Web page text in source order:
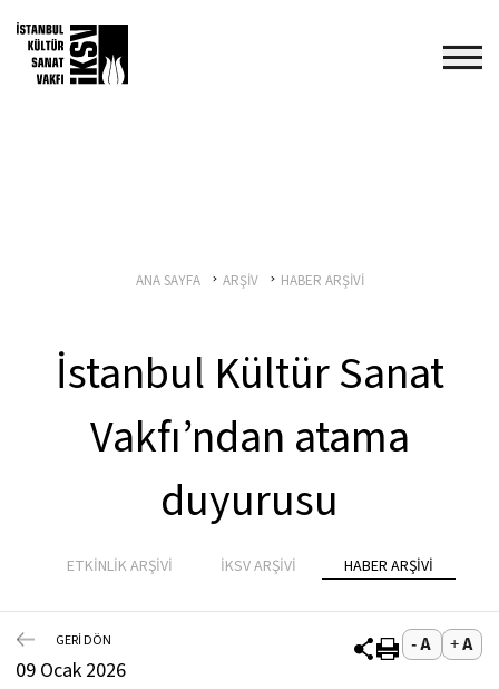
ANA SAYFA ARŞİV HABER ARŞİVİ
İstanbul Kültür Sanat
Vakfı’ndan atama
duyurusu
ETKİNLİK ARŞİVİ İKSV ARŞİVİ HABER ARŞİVİ
GERİ DÖN
09 Ocak 2026